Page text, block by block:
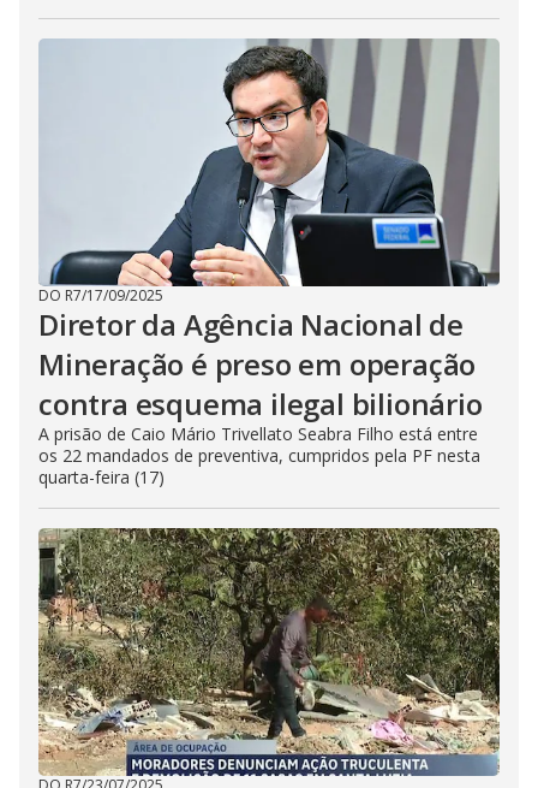
DO R7/17/09/2025
Diretor da Agência Nacional de
Mineração é preso em operação
contra esquema ilegal bilionário
A prisão de Caio Mário Trivellato Seabra Filho está entre
os 22 mandados de preventiva, cumpridos pela PF nesta
quarta-feira (17)